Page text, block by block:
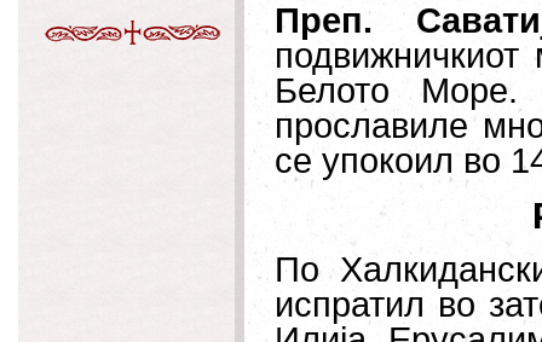
Преп.
Белото Море.
прославиле
се упокоил во
По
испратил во